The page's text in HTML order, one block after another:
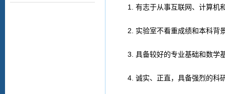
有志于从事互联网、计算机
实验室不看重成绩和本科背
具备较好的专业基础和数学
诚实、正直，具备强烈的科